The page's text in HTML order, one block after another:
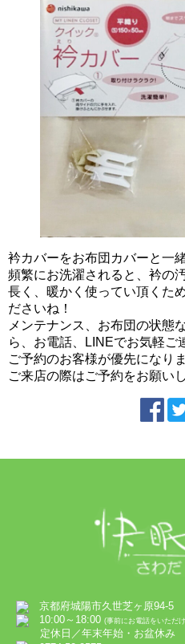
衿カバーをお布団カバーと一
頻繁にお洗濯されると、衿の
長く、暖かく使ってい頂くた
ださいね！
メンテナンス、お布団の状態
ら、お電話、LINEでお気軽ご
ご予約のお客様が優先になりま
ご来店の際はご予約をお願い
京都府城陽市久世芝ヶ原94-5
10:00～18:00 (事前にお電話をいただ
定休日／年末年始・お盆休み